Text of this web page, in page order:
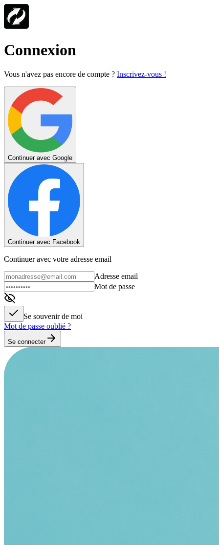
Connexion
Vous n'avez pas encore de compte ? Inscrivez-vous !
Continuer avec Google
Continuer avec Facebook
Continuer avec votre adresse email
Adresse email
Mot de passe
Se souvenir de moi
Mot de passe oublié ?
Se connecter